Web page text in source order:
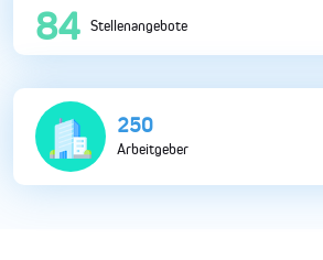
236 Stellenangebote
699
Arbeitgeber